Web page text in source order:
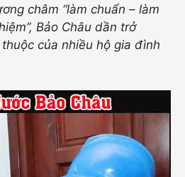
châm “làm chuẩn – làm
Bảo Châu dần trở
của nhiều hộ gia đình